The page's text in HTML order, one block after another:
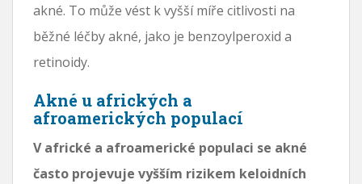
akné. To může vést k vyšší míře citlivosti na
běžné léčby akné, jako je benzoylperoxid a
retinoidy.
Akné u afrických a
afroamerických populací
V africké a afroamerické populaci se akné
často projevuje vyšším rizikem keloidních